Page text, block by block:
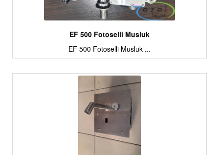
EF 500 Fotoselli Musluk
EF 500 Fotoselli Musluk ...